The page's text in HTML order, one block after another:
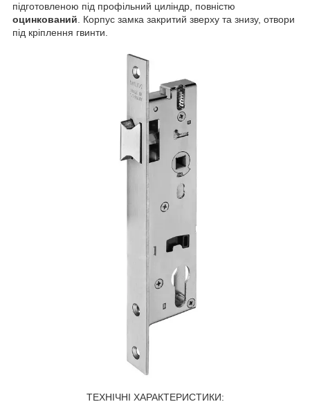
підготовленою під профільний циліндр, повністю
оцинкований. Корпус замка закритий зверху та знизу, отвори
під кріплення гвинти.
ТЕХНІЧНІ ХАРАКТЕРИСТИКИ: